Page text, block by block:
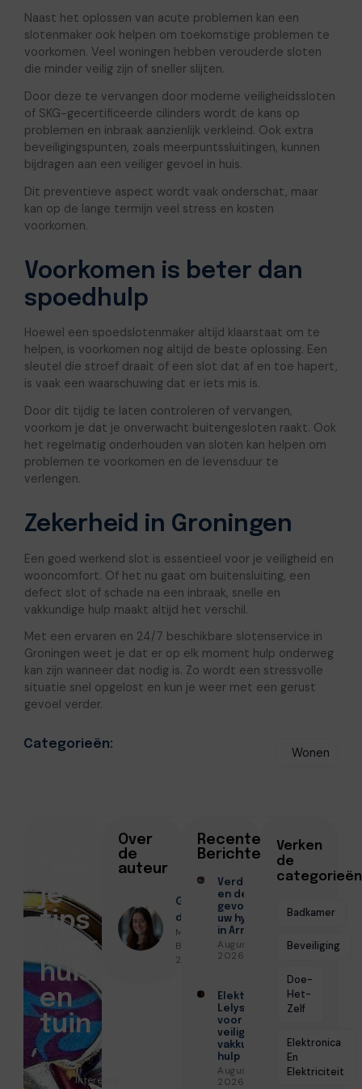
Naast het oplossen van acute problemen kan een
slotenmaker ook helpen om toekomstige problemen te
voorkomen. Veel woningen hebben verouderde sloten
die minder veilig zijn of sneller slijten.
Door deze te vervangen door moderne veiligheidssloten
of SKG-gecertificeerde cilinders wordt de kans op
problemen en inbraak aanzienlijk verkleind. Ook extra
beveiligingspunten, zoals meerpuntssluitingen, kunnen
bijdragen aan een veiliger gevoel in huis.
Dit preventieve aspect wordt vaak onderschat, maar
kan op de lange termijn veel stress en kosten
voorkomen.
Voorkomen is beter dan
spoedhulp
Hoewel een spoedslotenmaker altijd klaarstaat om te
helpen, is voorkomen nog altijd de beste oplossing. Een
sleutel die stroef draait of een slot dat af en toe hapert,
is vaak een waarschuwing dat er iets mis is.
Door dit tijdig te laten controleren of vervangen,
voorkom je dat je onverwacht buitengesloten raakt. Ook
het regelmatig onderhouden van sloten kan helpen om
problemen te voorkomen en de levensduur te
verlengen.
Zekerheid in Groningen
Een goed werkend slot is essentieel voor je veiligheid en
wooncomfort. Of het nu gaat om buitensluiting, een
defect slot of schade na een inbraak, snelle en
vakkundige hulp maakt altijd het verschil.
Met een ervaren en 24/7 beschikbare slotenservice in
Groningen weet je dat er op elk moment hulp onderweg
kan zijn wanneer dat nodig is. Zo wordt een stressvolle
situatie snel opgelost en kun je weer met een gerust
gevoel verder.
Categorieën:
Wonen
Over
de
auteur
Geschreven
door
Milou De
Bruin ● Juni
26, 2026
Recente
Berichten
Verduurzamen
en de
gevolgen voor
uw hypotheek
in Arnhem
Augustus 7,
2026
Elektricien
Lelystad
voor
veilige en
vakkundige
hulp
Augustus 6,
2026
Verken
de
categorieën
Badkamer
Beveiliging
Doe-
Het-
Zelf
Elektronica
En
Elektriciteit
je
tips
over
huis
en
tuin
Interesse